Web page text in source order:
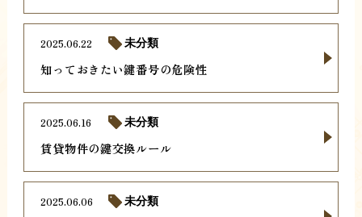
知っておきたい鍵番号の危険性
2025.06.22 未分類
賃貸物件の鍵交換ルール
2025.06.16 未分類
2025.06.06 未分類